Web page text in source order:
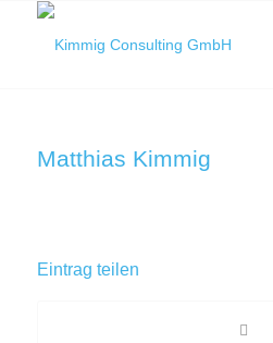
Matthias Kimmig
Eintrag teilen